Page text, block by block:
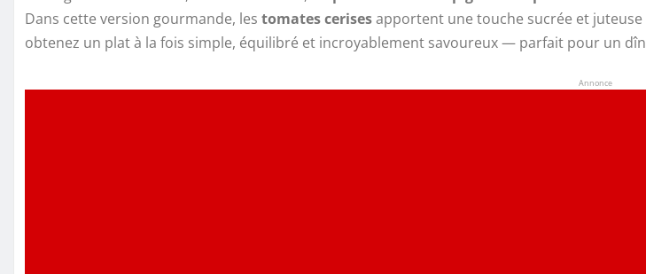
Dans cette version gourmande, les tomates cerisesapportent une touche sucrée et
obtenez un plat à la fois simple, équilibré et incroyablement savoureux — parfait pour un
Annonce